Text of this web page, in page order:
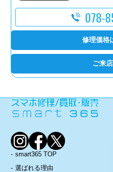
078-
修理価格
ご来
smart365 TOP
選ばれる理由